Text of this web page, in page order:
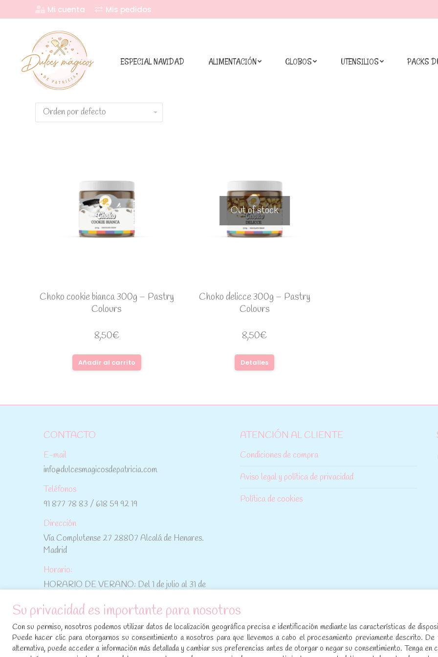
Mi cuenta Mis pedidos
ESPECIAL NAVIDAD ALIMENTACIÓN GLOBOS UTENSILIOS PACKS
Choko cookie bianca 300g – Pastry
Colours
8,50€
Añadir al carrito
Out of stock
Choko delicce 300g – Pastry
Colours
8,50€
Detalles
CONTACTO
E-mail
info@dulcesmagicosdepatricia.com
Teléfonos
91 877 78 83 / 618 59 92 19
Dirección
Vía Complutense 27 28807 Alcalá de Henares.
Madrid
Horario:
HORARIO DE VERANO: Del 1 de julio al 31 de
ATENCIÓN AL CLIENTE
Condiciones de compra
Aviso legal y política de privacidad
Política de cookies
No te pierdas las promociones y novedades,
suscríbete a nuestra newsletter:
[sibwp_form id=1]
Su privacidad es importante para nosotros
Con su permiso, nosotros podemos utilizar datos de localización geográfica precisa e identificación mediante las características de
Puede hacer clic para otorgarnos su consentimiento a nosotros para que llevemos a cabo el procesamiento previamente descrito. De
alternativa, puede acceder a información más detallada y cambiar sus preferencias antes de otorgar o negar su consentimiento. Tenga en